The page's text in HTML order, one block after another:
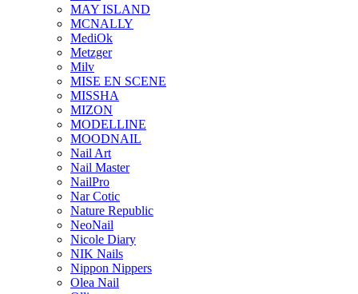
MAY ISLAND
MCNALLY
MediOk
Metzger
Milv
MISE EN SCENE
MISSHA
MIZON
MODELLINE
MOODNAIL
Nail Art
Nail Master
NailPro
Nar Cotic
Nature Republic
NeoNail
Nicole Diary
NIK Nails
Nippon Nippers
Olea Nail